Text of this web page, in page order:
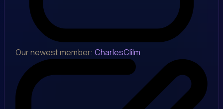
Our newest member: CharlesClilm